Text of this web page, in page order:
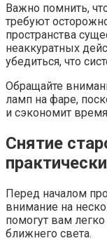
Важно помнить,
требуют
пространства
неаккуратных
убедиться, что
Обращайте
ламп на фаре,
и сэкономит
Снятие
Перед началом
внимание на
помогут вам
ближнего света.